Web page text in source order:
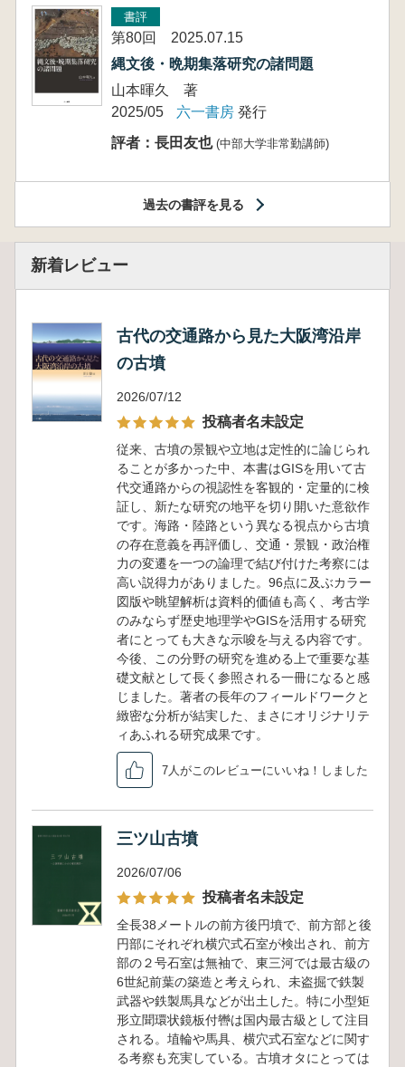
書評
第80回 2025.07.15
縄文後・晩期集落研究の諸問題
山本暉久 著
2025/05
六一書房 発行
評者：長田友也 (中部大学非常勤講師)
過去の書評を見る
新着レビュー
古代の交通路から見た大阪湾沿岸
の古墳
2026/07/12
投稿者名未設定
従来、古墳の景観や立地は定性的に論じられ
ることが多かった中、本書はGISを用いて古
代交通路からの視認性を客観的・定量的に検
証し、新たな研究の地平を切り開いた意欲作
です。海路・陸路という異なる視点から古墳
の存在意義を再評価し、交通・景観・政治権
力の変遷を一つの論理で結び付けた考察には
高い説得力がありました。96点に及ぶカラー
図版や眺望解析は資料的価値も高く、考古学
のみならず歴史地理学やGISを活用する研究
者にとっても大きな示唆を与える内容です。
今後、この分野の研究を進める上で重要な基
礎文献として長く参照される一冊になると感
じました。著者の長年のフィールドワークと
緻密な分析が結実した、まさにオリジナリテ
ィあふれる研究成果です。
7人がこのレビューにいいね！しました
三ツ山古墳
2026/07/06
投稿者名未設定
全長38メートルの前方後円墳で、前方部と後
円部にそれぞれ横穴式石室が検出され、前方
部の２号石室は無袖で、東三河では最古級の
6世紀前葉の築造と考えられ、未盗掘で鉄製
武器や鉄製馬具などが出土した。特に小型矩
形立聞環状鏡板付轡は国内最古級として注目
される。埴輪や馬具、横穴式石室などに関す
る考察も充実している。古墳オタにとっては